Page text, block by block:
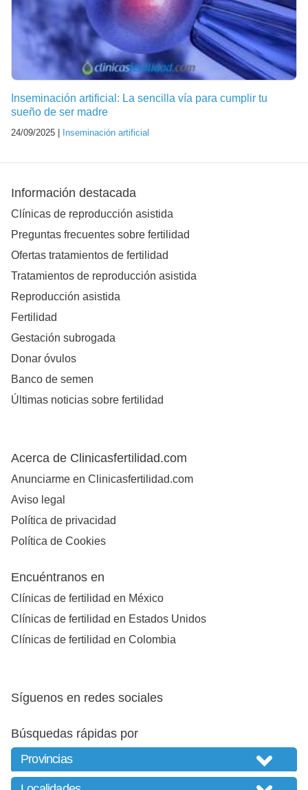
Inseminación artificial: La sencilla vía para cumplir tu
sueño de ser madre
24/09/2025 | Inseminación artificial
Información destacada
Clínicas de reproducción asistida
Preguntas frecuentes sobre fertilidad
Ofertas tratamientos de fertilidad
Tratamientos de reproducción asistida
Reproducción asistida
Fertilidad
Gestación subrogada
Donar óvulos
Banco de semen
Últimas noticias sobre fertilidad
Acerca de Clinicasfertilidad.com
Anunciarme en Clinicasfertilidad.com
Aviso legal
Política de privacidad
Política de Cookies
Encuéntranos en
Clínicas de fertilidad en México
Clínicas de fertilidad en Estados Unidos
Clínicas de fertilidad en Colombia
Síguenos en redes sociales
Búsquedas rápidas por